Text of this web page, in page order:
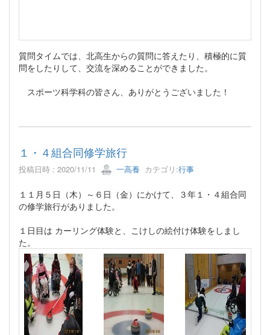
質問タイムでは、北高生からの質問に答えたり、積極的に質
問をしたりして、交流を深めることができました。
スポーツ科学科の皆さん、ありがとうございました！
１・４組合同修学旅行
投稿日時 : 2020/11/11 一高養 カテゴリ:行事
１１月５日（木）～６日（金）にかけて、３年１・４組合同
の修学旅行がありました。
１日目は カーリング体験と、こけしの絵付け体験をしまし
た。